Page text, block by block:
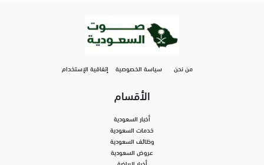
من نحن سياسة الخصوصية إتفاقية الإستخدام
الأقسام
أخبار السعودية
خدمات السعودية
وظائف السعودية
عروض السعودية